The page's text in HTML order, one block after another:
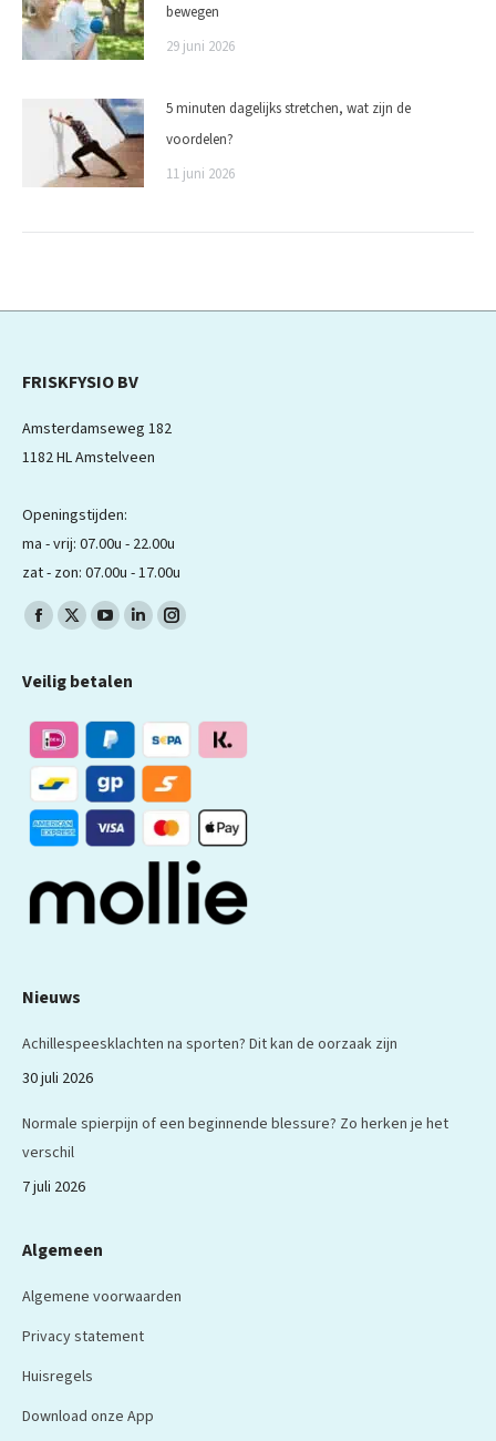
bewegen
29 juni 2026
5 minuten dagelijks stretchen, wat zijn de
voordelen?
11 juni 2026
FRISKFYSIO BV
Amsterdamseweg 182
1182 HL Amstelveen
Openingstijden:
ma - vrij: 07.00u - 22.00u
zat - zon: 07.00u - 17.00u
Volg ons op:
Facebook
wordt
geopend
in
een
nieuw
venster
X
wordt
geopend
een
nieuw
venster
YouTube
wordt
geopend
in
een
nieuw
venster
LinkedIn
een
nieuw
venster
Instagram
in
een
nieuw
venster
Veilig betalen
Nieuws
Achillespeesklachten na sporten? Dit kan de oorzaak zijn
30 juli 2026
Normale spierpijn of een beginnende blessure? Zo herken je het
verschil
7 juli 2026
Algemeen
Algemene voorwaarden
Privacy statement
Huisregels
Download onze App